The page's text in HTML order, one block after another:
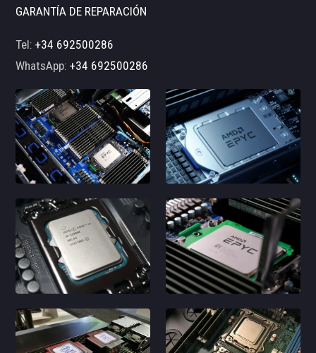
GARANTÍA DE REPARACIÓN
Tel:+34 692500286
WhatsApp:+34 692500286